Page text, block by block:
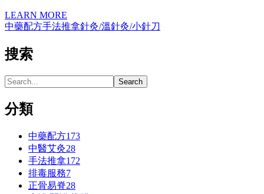
LEARN MORE
中藥配方手法推拿針灸/溫針灸/小針刀
搜索
分類
中藥配方173
中醫艾灸28
手法推拿172
排毒服務7
正骨易脊28